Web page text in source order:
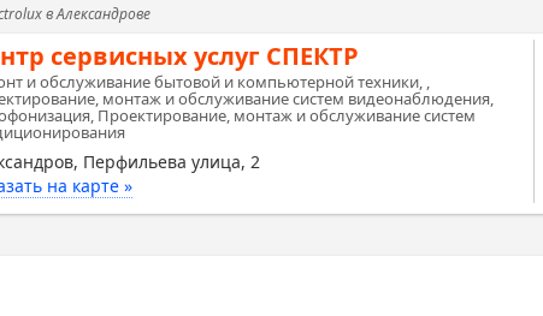
в Александрове
сервисных услуг СПЕКТР
и обслуживание бытовой и компьютерной техники, ,
монтаж и обслуживание систем видеонаблюдения,
Проектирование, монтаж и обслуживание систем
Перфильева улица, 2
на карте »